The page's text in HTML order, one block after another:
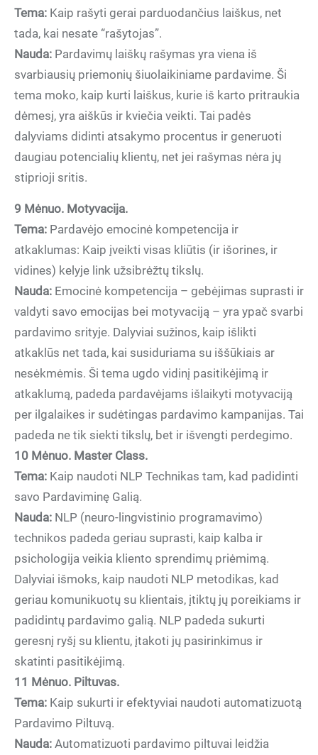
Tema: Kaip rašyti gerai parduodančius laiškus, net
tada, kai nesate “rašytojas”.
Nauda: Pardavimų laiškų rašymas yra viena iš
svarbiausių priemonių šiuolaikiniame pardavime. Ši
tema moko, kaip kurti laiškus, kurie iš karto pritraukia
dėmesį, yra aiškūs ir kviečia veikti. Tai padės
dalyviams didinti atsakymo procentus ir generuoti
daugiau potencialių klientų, net jei rašymas nėra jų
stiprioji sritis.
9 Mėnuo. Motyvacija.
Tema: Pardavėjo emocinė kompetencija ir
atkaklumas: Kaip įveikti visas kliūtis (ir išorines, ir
vidines) kelyje link užsibrėžtų tikslų.
Nauda: Emocinė kompetencija – gebėjimas suprasti ir
valdyti savo emocijas bei motyvaciją – yra ypač svarbi
pardavimo srityje. Dalyviai sužinos, kaip išlikti
atkaklūs net tada, kai susiduriama su iššūkiais ar
nesėkmėmis. Ši tema ugdo vidinį pasitikėjimą ir
atkaklumą, padeda pardavėjams išlaikyti motyvaciją
per ilgalaikes ir sudėtingas pardavimo kampanijas. Tai
padeda ne tik siekti tikslų, bet ir išvengti perdegimo.
10 Mėnuo. Master Class.
Tema: Kaip naudoti NLP Technikas tam, kad padidinti
savo Pardaviminę Galią.
Nauda: NLP (neuro-lingvistinio programavimo)
technikos padeda geriau suprasti, kaip kalba ir
psichologija veikia kliento sprendimų priėmimą.
Dalyviai išmoks, kaip naudoti NLP metodikas, kad
geriau komunikuotų su klientais, įtiktų jų poreikiams ir
padidintų pardavimo galią. NLP padeda sukurti
geresnį ryšį su klientu, įtakoti jų pasirinkimus ir
skatinti pasitikėjimą.
11 Mėnuo. Piltuvas.
Tema: Kaip sukurti ir efektyviai naudoti automatizuotą
Pardavimo Piltuvą.
Nauda: Automatizuoti pardavimo piltuvai leidžia